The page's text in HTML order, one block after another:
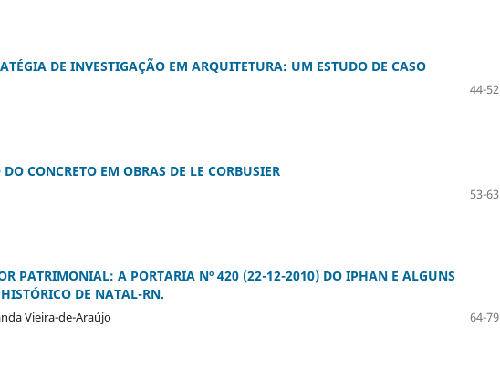
DE INVESTIGAÇÃO EM ARQUITETURA: UM ESTUDO DE CASO
44-52
CONCRETO EM OBRAS DE LE CORBUSIER
53-63
PATRIMONIAL: A PORTARIA Nº 420 (22-12-2010) DO IPHAN E ALGUNS
DE NATAL-RN.
Vieira-de-Araújo
64-79